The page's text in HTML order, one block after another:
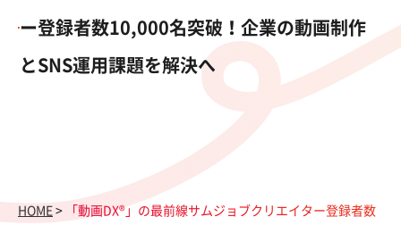
ー登録者数10,000名突破！企業の動画制作
とSNS運用課題を解決へ
HOME >
「動画DX®︎」の最前線サムジョブクリエイター登録者数